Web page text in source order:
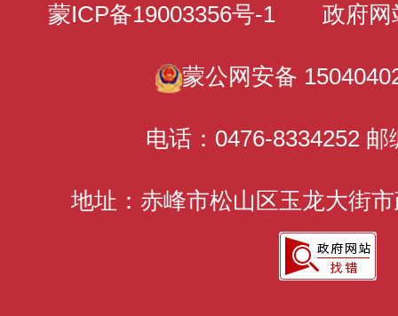
蒙ICP备19003356号-1 政府网
蒙公网安备
电话：0476-8334252 邮
地址：赤峰市松山区玉龙大街